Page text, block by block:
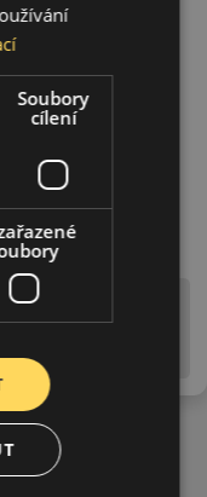
pneumatiky
legislativy.
Soubory
cílení